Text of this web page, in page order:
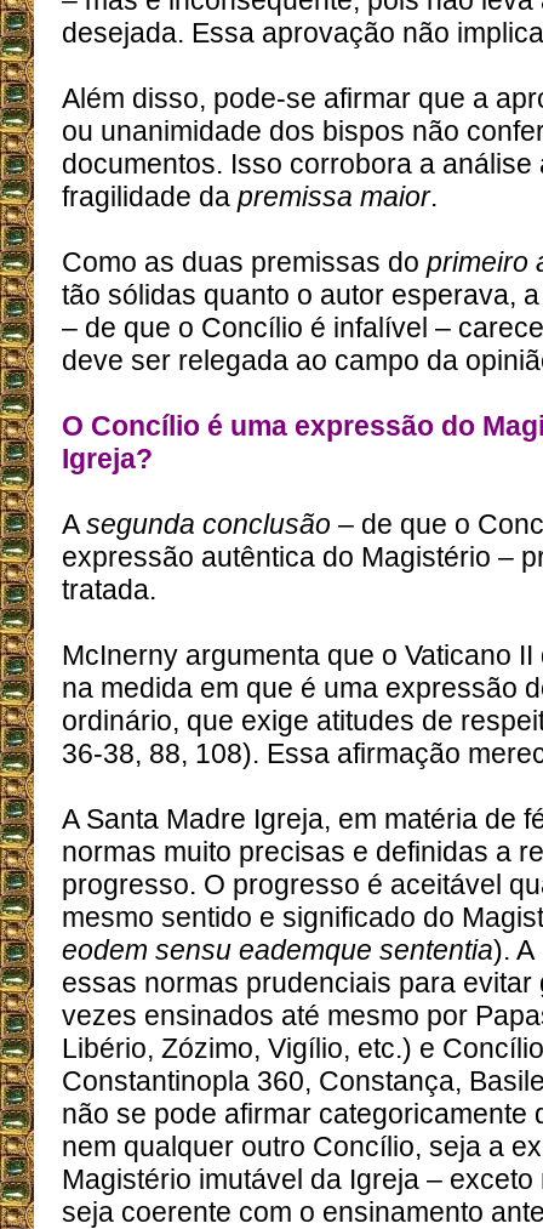
desejada. Essa aprovação não
Além disso, pode-se afirmar que a
ou unanimidade dos bispos não
documentos. Isso corrobora a análise
fragilidade da premissa maior.
Como as duas premissas do primeiro
tão sólidas quanto o autor esperava,
– de que o Concílio é infalível –
deve ser relegada ao campo da
O Concílio é uma expressão do
Igreja?
Asegunda conclusão – de que o
expressão autêntica do Magistério –
tratada.
McInerny argumenta que o Vaticano
na medida em que é uma expressão
ordinário, que exige atitudes de
36-38, 88, 108). Essa afirmação
A Santa Madre Igreja, em matéria de
normas muito precisas e definidas a
progresso. O progresso é aceitável
mesmo sentido e significado do
eodem sensu eademque sententia). A
essas normas prudenciais para
vezes ensinados até mesmo por
Libério, Zózimo, Vigílio, etc.) e
Constantinopla 360, Constança,
não se pode afirmar categoricamente
nem qualquer outro Concílio, seja a
Magistério imutável da Igreja –
seja coerente com o ensinamento